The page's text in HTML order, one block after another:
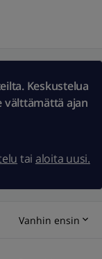
Keskustelua
välttämättä ajan
tai aloita uusi.
Vanhin ensin